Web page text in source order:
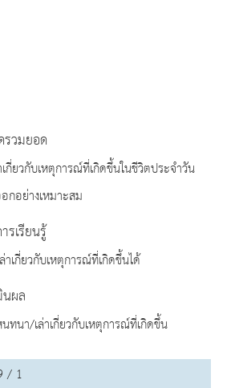
วมยอด
กี่ยวกับเหตุการณ์ที่เกิดขึ้นในชีวิตประจำวัน
อย่างเหมาะสม
รเรียนรู้
เกี่ยวกับเหตุการณ์ที่เกิดขึ้นได้
ผล
ทนา/เล่าเกี่ยวกับเหตุการณ์ที่เกิดขึ้น
/ 1